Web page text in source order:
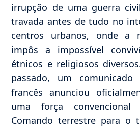
irrupção de uma guerra
travada antes de tudo no
centros urbanos, onde a
impôs a impossível
étnicos e religiosos
passado, um comunicado
francês anunciou
uma força
Comando terrestre para o